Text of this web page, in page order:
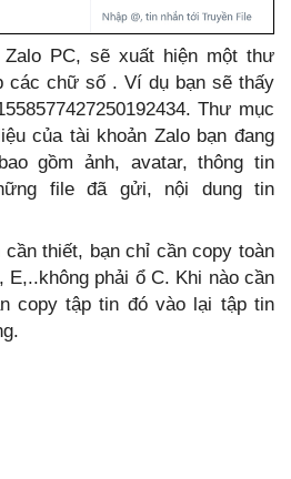
PC, sẽ xuất hiện một thư
các chữ số . Ví dụ bạn sẽ thấy
Thư mục
của tài khoản Zalo bạn đang
gồm ảnh, avatar, thông tin
file đã gửi, nội dung tin
thiết, bạn chỉ cần copy toàn
E,..không phải ổ C. Khi nào cần
copy tập tin đó vào lại tập tin